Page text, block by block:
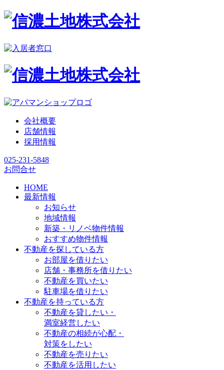
会社概要
店舗情報
採用情報
025-231-5848
お問合せ
HOME
最新情報
お知らせ
地域情報
新築・リノベ物件情報
おすすめ物件情報
不動産を探している方
お部屋を借りたい
店舗・事務所を借りたい
不動産を買いたい
駐車場を借りたい
不動産を持っている方
不動産を貸したい・
満室経営したい
不動産の相続が心配・
対策をしたい
不動産を売りたい
不動産を活用したい